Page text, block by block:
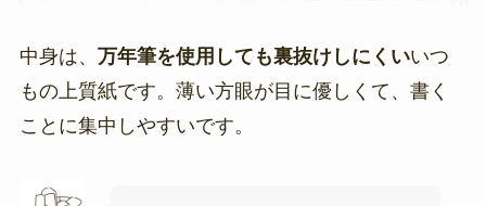
中身は、 万年筆を使用しても裏抜けしにくいいつ
もの上質紙です。薄い方眼が目に優しくて、書く
ことに集中しやすいです。